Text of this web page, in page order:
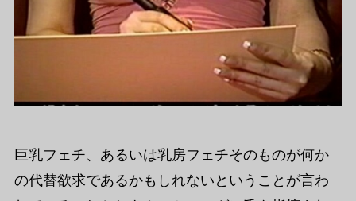
巨乳フェチ、あるいは乳房フェチそのものが何か
の代替欲求であるかもしれないということが言わ